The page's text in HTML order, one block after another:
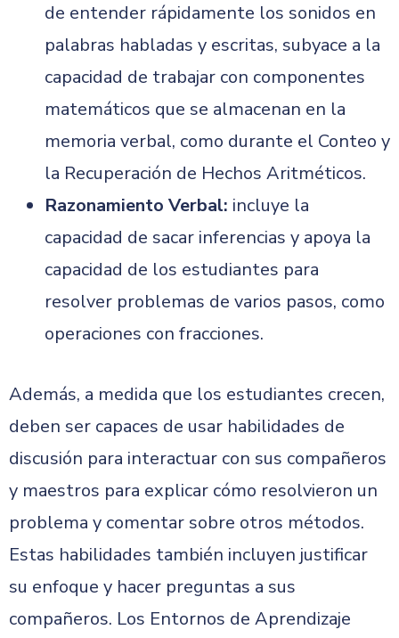
de entender rápidamente los sonidos en
palabras habladas y escritas, subyace a la
capacidad de trabajar con componentes
matemáticos que se almacenan en la
memoria verbal, como durante el Conteo y
la Recuperación de Hechos Aritméticos.
Razonamiento Verbal: incluye la
capacidad de sacar inferencias y apoya la
capacidad de los estudiantes para
resolver problemas de varios pasos, como
operaciones con fracciones.
Además, a medida que los estudiantes crecen,
deben ser capaces de usar habilidades de
discusión para interactuar con sus compañeros
y maestros para explicar cómo resolvieron un
problema y comentar sobre otros métodos.
Estas habilidades también incluyen justificar
su enfoque y hacer preguntas a sus
compañeros. Los Entornos de Aprendizaje